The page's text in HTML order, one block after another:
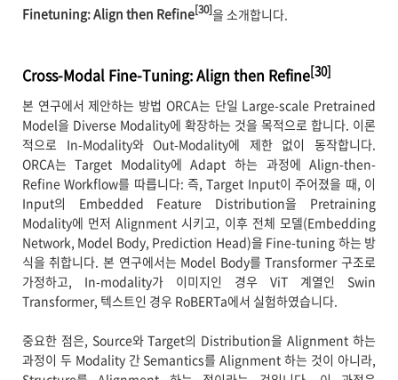
Finetuning: Align then Refine[30]을 소개합니다.
Cross-Modal Fine-Tuning: Align then Refine[30]
본 연구에서 제안하는 방법 ORCA는 단일 Large-scale Pretrained
Model을 Diverse Modality에 확장하는 것을 목적으로 합니다. 이론
적으로 In-Modality와 Out-Modality에 제한 없이 동작합니다.
ORCA는 Target Modality에 Adapt 하는 과정에 Align-then-
Refine Workflow를 따릅니다: 즉, Target Input이 주어졌을 때, 이
Input의 Embedded Feature Distribution을 Pretraining
Modality에 먼저 Alignment 시키고, 이후 전체 모델(Embedding
Network, Model Body, Prediction Head)을 Fine-tuning 하는 방
식을 취합니다. 본 연구에서는 Model Body를 Transformer 구조로
가정하고, In-modality가 이미지인 경우 ViT 계열인 Swin
Transformer, 텍스트인 경우 RoBERTa에서 실험하였습니다.
중요한 점은, Source와 Target의 Distribution을 Alignment 하는
과정이 두 Modality 간 Semantics를 Alignment 하는 것이 아니라,